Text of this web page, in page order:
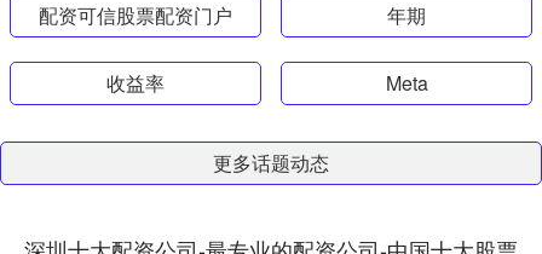
配资可信股票配资门户 年期
收益率 Meta
更多话题动态